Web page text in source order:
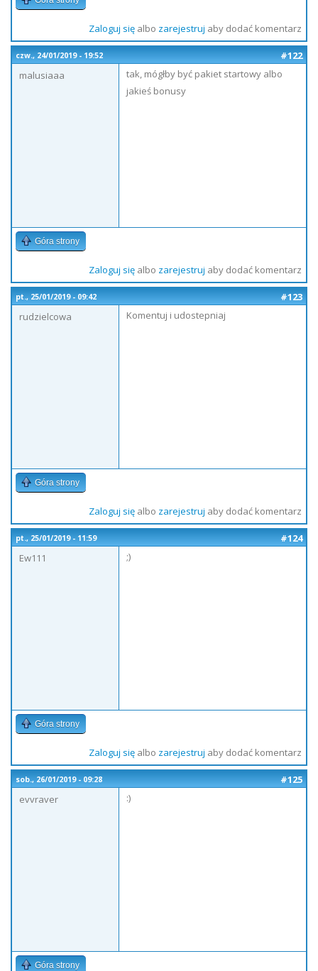
Zaloguj sięalbo zarejestruj aby dodać komentarz
czw., 24/01/2019 - 19:52
#122
malusiaaa
tak, mógłby być pakiet startowy albo
jakieś bonusy
Góra strony
Zaloguj sięalbo zarejestruj aby dodać komentarz
pt., 25/01/2019 - 09:42
#123
rudzielcowa
Komentuj i udostepniaj
Góra strony
Zaloguj sięalbo zarejestruj aby dodać komentarz
pt., 25/01/2019 - 11:59
#124
Ew111
;)
Góra strony
Zaloguj sięalbo zarejestruj aby dodać komentarz
sob., 26/01/2019 - 09:28
#125
evvraver
:)
Góra strony